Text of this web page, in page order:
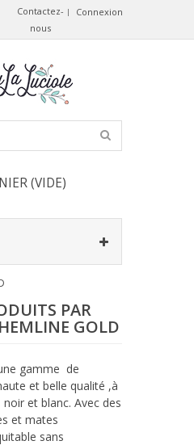
Connexion
Contactez-
nous
(VIDE)
PAR
GOLD
gamme de
et belle qualité ,à
et blanc. Avec des
et mates
sans